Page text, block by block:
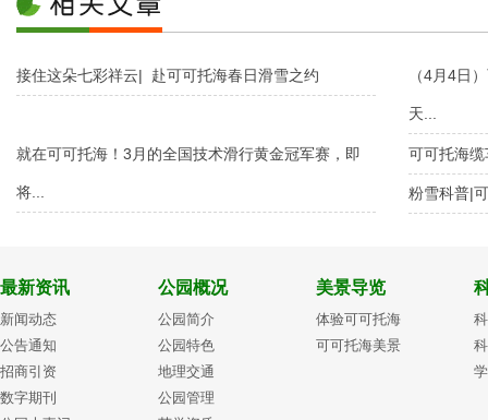
接住这朵七彩祥云| 赴可可托海春日滑雪之约 （4月4日
天...
就在可可托海！3月的全国技术滑行黄金冠军赛，即
将...
可可托海
粉雪科普|
最新资讯
新闻动态
公告通知
招商引资
数字期刊
公园概况
公园简介
公园特色
地理交通
公园管理
美景导览
体验可可托海
可可托海美景